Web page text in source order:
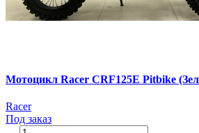
Мотоцикл Racer CRF125E Pitbike
Racer
Под заказ